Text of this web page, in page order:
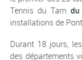
Tennis du Tarn
installations de
Durant 18 jours,
des départements